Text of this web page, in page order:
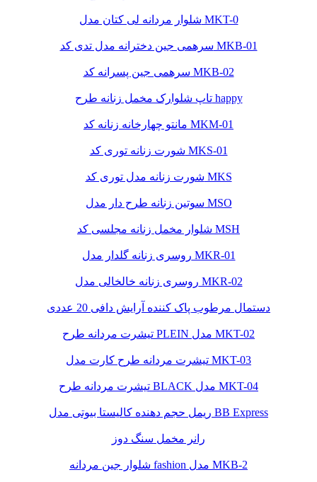
شلوار مردانه لی کتان مدل MKT-0
سرهمی جین دخترانه مدل تدی کد MKB-01
سرهمی جین پسرانه کد MKB-02
تاپ شلوارک مخمل زنانه طرح happy
مانتو چهارخانه زنانه کد MKM-01
شورت زنانه توری کد MKS-01
شورت زنانه مدل توری کد MKS
سوتین زنانه طرح دار مدل MSO
شلوار مخمل زنانه مجلسی کد MSH
روسری زنانه گلدار مدل MKR-01
روسری زنانه خالخالی مدل MKR-02
دستمال مرطوب پاک کننده آرایش دافی 20 عددی
تیشرت مردانه طرح PLEIN مدل MKT-02
تیشرت مردانه طرح کارت مدل MKT-03
تیشرت مردانه طرح BLACK مدل MKT-04
ریمل حجم دهنده کالیستا بیوتی مدل BB Express
رانر مخمل سنگ دوز
شلوار جین مردانه fashion مدل MKB-2